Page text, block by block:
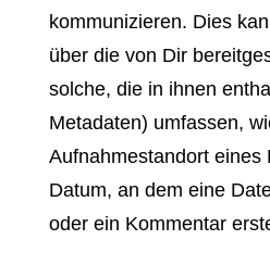
kommunizieren. Dies
über die von Dir
solche, die in ihnen
Metadaten) umfassen,
Aufnahmestandort eines
Datum, an dem eine
oder ein Kommentar